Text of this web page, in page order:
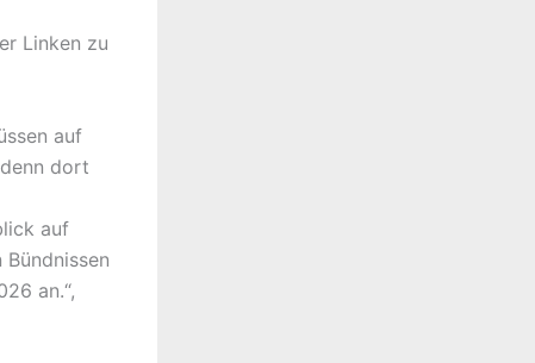
Linken zu
auf
dort
auf
an.“,